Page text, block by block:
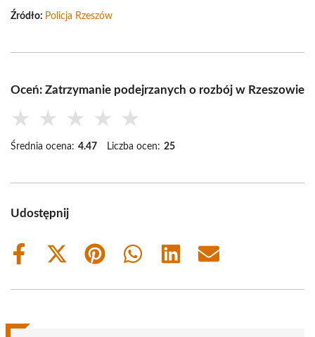
Źródło: Policja Rzeszów
Oceń: Zatrzymanie podejrzanych o rozbój w Rzeszowie
★ ★ ★ ★ ★
Średnia ocena: 4.47 Liczba ocen: 25
Udostępnij
Share
Share
(Twitter)
Share
Share
Share
Share